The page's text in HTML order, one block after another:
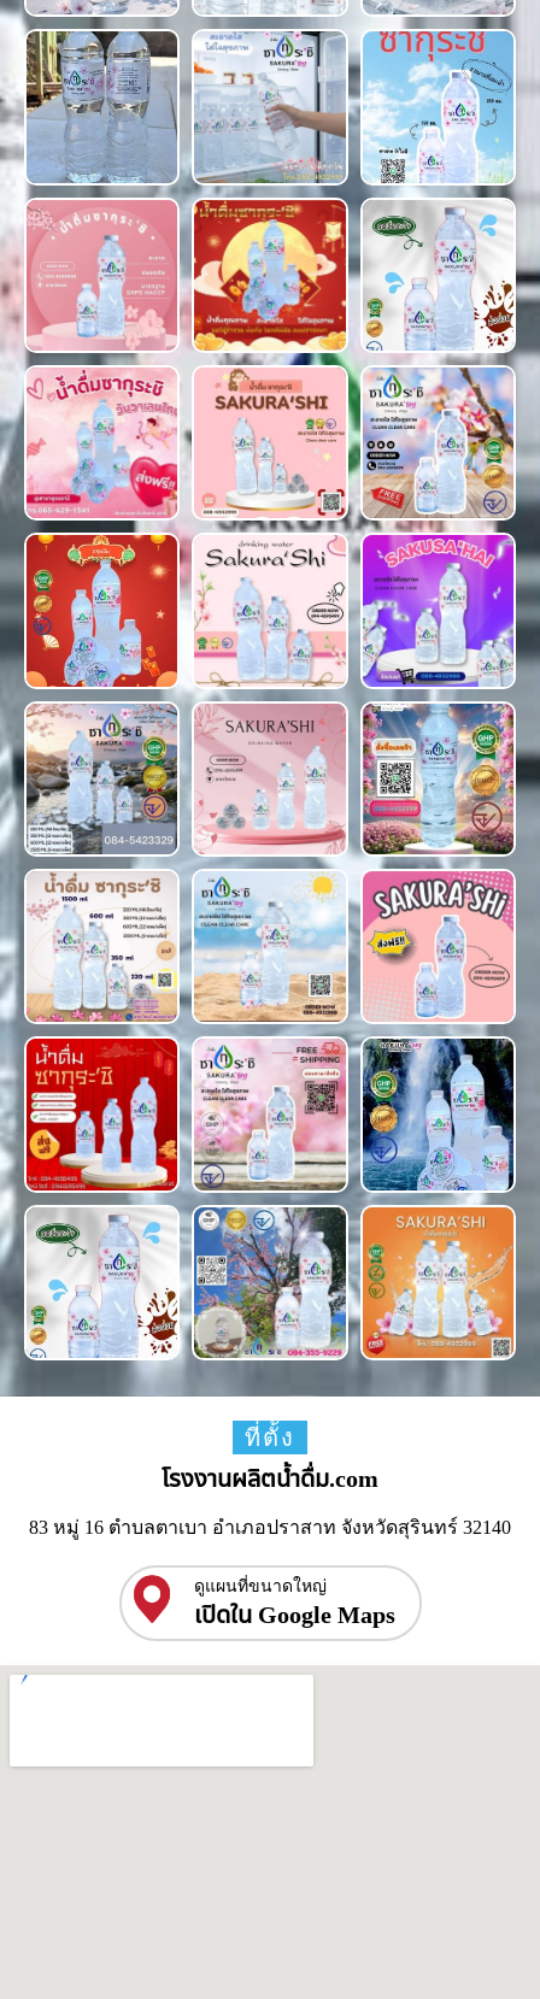
ที่ตั้ง
โรงงานผลิตน้ำดื่ม.com
83 หมู่ 16 ตำบลตาเบา อำเภอปราสาท จังหวัดสุรินทร์ 32140
ดูแผนที่ขนาดใหญ่
เปิดใน Google Maps